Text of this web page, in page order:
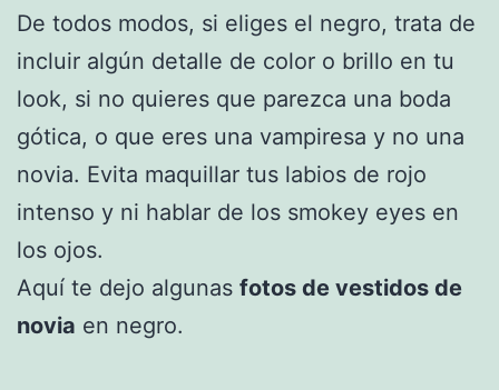
De todos modos, si eliges el negro, trata de
incluir algún detalle de color o brillo en tu
look, si no quieres que parezca una boda
gótica, o que eres una vampiresa y no una
novia. Evita maquillar tus labios de rojo
intenso y ni hablar de los smokey eyes en
los ojos.
Aquí te dejo algunas fotos de vestidos de
novia en negro.